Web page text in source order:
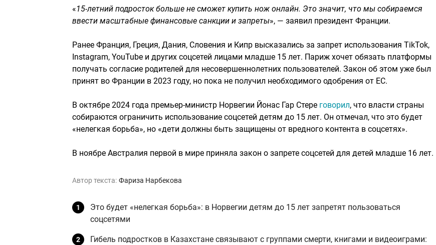
«15-летний подросток больше не сможет купить нож онлайн. Это значит, что мы собираемся
ввести масштабные финансовые санкции и запреты», — заявил президент Франции.
Ранее Франция, Греция, Дания, Cловения и Кипр высказались за запрет использования TikTok,
Instagram, YouTube и других соцсетей лицами младше 15 лет. Париж хочет обязать платформы
получать согласие родителей для несовершеннолетних пользователей. Закон об этом уже был
принят во Франции в 2023 году, но пока не получил необходимого одобрения от ЕС.
В октябре 2024 года премьер-министр Норвегии Йонас Гар Стере говорил, что власти страны
собираются ограничить использование соцсетей детям до 15 лет. Он отмечал, что это будет
«нелегкая борьба», но «дети должны быть защищены от вредного контента в соцсетях».
В ноябре Австралия первой в мире приняла закон о запрете соцсетей для детей младше 16 лет.
Автор текста: Фариза Нарбекова
Это будет «нелегкая борьба»: в Норвегии детям до 15 лет запретят пользоваться
соцсетями
Гибель подростков в Казахстане связывают с группами смерти, книгами и видеоиграми: